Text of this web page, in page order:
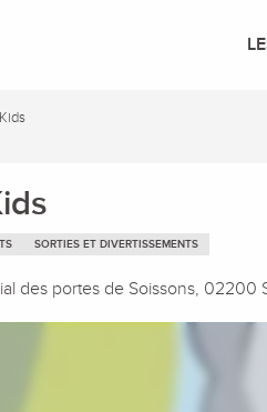
SORTIES ET DIVERTISSEMENTS
des portes de Soissons, 02200